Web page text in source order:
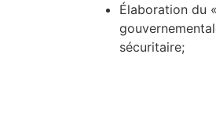
Élaboration du «
sécuritaire;